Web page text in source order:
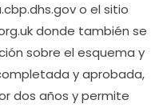
o el sitio
donde también se
sobre el esquema y
y aprobada,
dos años y permite